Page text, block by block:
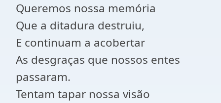
Queremos nossa memória
Que a ditadura destruiu,
E continuam a acobertar
As desgraças que nossos entes
passaram.
Tentam tapar nossa visão